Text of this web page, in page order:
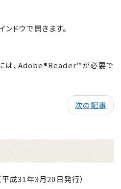
ドウで開きます。
は、Adobe®Reader™が必要で
次の記事
平成31年3月20日発行）